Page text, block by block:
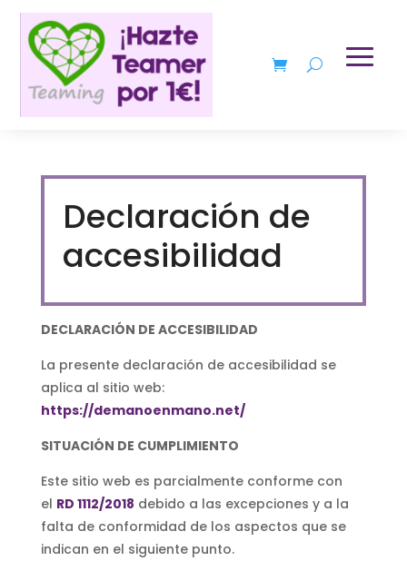
Declaración de
accesibilidad
DECLARACIÓN DE ACCESIBILIDAD
La presente declaración de accesibilidad se
aplica al sitio web:
https://demanoenmano.net/
SITUACIÓN DE CUMPLIMIENTO
Este sitio web es parcialmente conforme con
el RD 1112/2018 debido a las excepciones y a la
falta de conformidad de los aspectos que se
indican en el siguiente punto.